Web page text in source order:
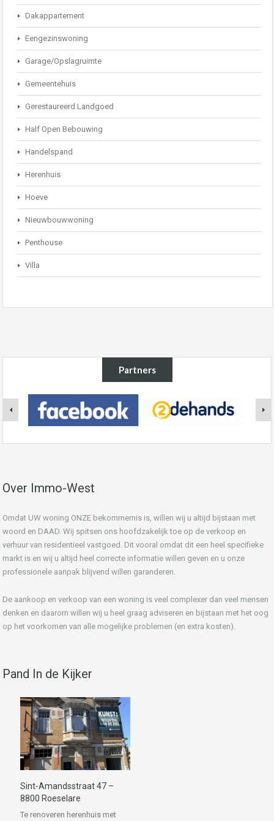
Dakappartement
Eengezinswoning
Garage/Opslagruimte
Gemeentehuis
Gerestaureerd Landgoed
Half Open Bebouwing
Handelspand
Herenhuis
Hoeve
Nieuwbouwwoning
Penthouse
Villa
Partners
Over Immo-West
Omdat UW woning ONZE bekommernis is, willen wij u altijd bijstaan met
woord en DAAD. Wij spitsen ons hoofdzakelijk toe op de verkoop en
verhuur van residentieel vastgoed. Dit vooral omdat dit een heel specifieke
markt is en wij u altijd heel correcte informatie willen geven en u onze
professionele aanpak blijvend willen garanderen.
De aankoop en verkoop van een woning is veel complexer dan veel mensen
denken en daarom willen wij u heel graag adviseren en bijstaan met het oog
op het voorkomen van alle mogelijke problemen (en extra kosten).
Pand In de Kijker
Sint-Amandsstraat 47 –
8800 Roeselare
Te renoveren herenhuis met